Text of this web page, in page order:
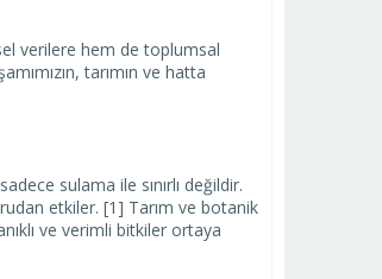
verilere hem de toplumsal
tarımın ve hatta
sulama ile sınırlı değildir.
etkiler. [1] Tarım ve botanik
ve verimli bitkiler ortaya